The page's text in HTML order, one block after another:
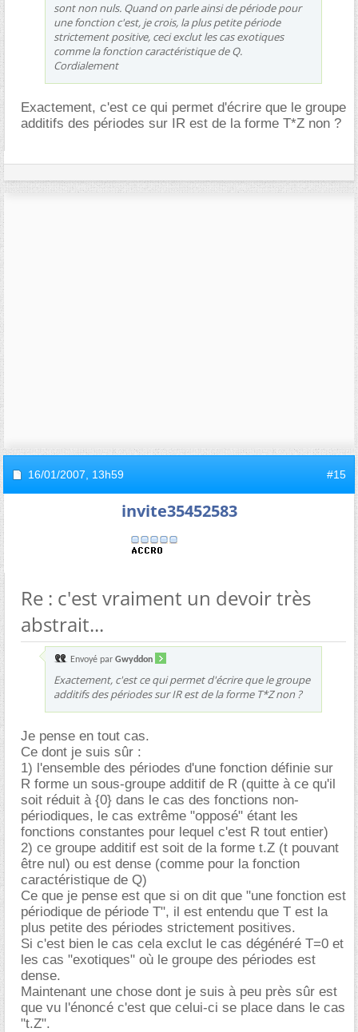
sont non nuls. Quand on parle ainsi de période pour
une fonction c'est, je crois, la plus petite période
strictement positive, ceci exclut les cas exotiques
comme la fonction caractéristique de Q.
Cordialement
Exactement, c'est ce qui permet d'écrire que le groupe
additifs des périodes sur IR est de la forme T*Z non ?
16/01/2007, 13h59 #15
invite35452583
Re : c'est vraiment un devoir très
abstrait...
Envoyé par Gwyddon
Exactement, c'est ce qui permet d'écrire que le groupe
additifs des périodes sur IR est de la forme T*Z non ?
Je pense en tout cas.
Ce dont je suis sûr :
1) l'ensemble des périodes d'une fonction définie sur
R forme un sous-groupe additif de R (quitte à ce qu'il
soit réduit à {0} dans le cas des fonctions non-
périodiques, le cas extrême "opposé" étant les
fonctions constantes pour lequel c'est R tout entier)
2) ce groupe additif est soit de la forme t.Z (t pouvant
être nul) ou est dense (comme pour la fonction
caractéristique de Q)
Ce que je pense est que si on dit que "une fonction est
périodique de période T", il est entendu que T est la
plus petite des périodes strictement positives.
Si c'est bien le cas cela exclut le cas dégénéré T=0 et
les cas "exotiques" où le groupe des périodes est
dense.
Maintenant une chose dont je suis à peu près sûr est
que vu l'énoncé c'est que celui-ci se place dans le cas
"t.Z".